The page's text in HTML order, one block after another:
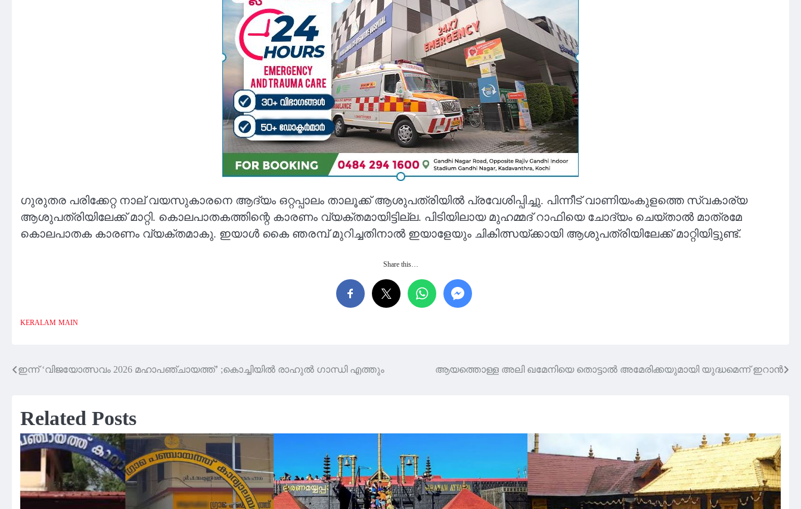
​ഗുരുതര പരിക്കേറ്റ നാല് വയസുകാരനെ ആദ്യം ഒറ്റപ്പാലം താലൂക്ക് ആശുപത്രിയിൽ പ്രവേശിപ്പിച്ചു. പിന്നീട് വാണിയംകുളത്തെ സ്വകാര്യ
ആശുപത്രിയിലേക്ക് മാറ്റി. കൊലപാതകത്തിന്റെ കാരണം വ്യക്തമായിട്ടില്ല. പിടിയിലായ മുഹമ്മദ് റാഫിയെ ചോദ്യം ചെയ്താൽ മാത്രമേ
കൊലപാതക കാരണം വ്യക്തമാകു. ഇയാൾ കൈ ഞരമ്പ് മുറിച്ചതിനാൽ ഇയാളേയും ചികിത്സയ്ക്കായി ആശുപത്രിയിലേക്ക് മാറ്റിയിട്ടുണ്ട്.
Share this…
KERALAM MAIN
Post
ഇന്ന് ‘വിജയോത്സവം 2026 മഹാപഞ്ചായത്ത്’ ;കൊച്ചിയിൽ രാഹുൽ ഗാന്ധി എത്തും ആയത്തൊള്ള അലി ഖമേനിയെ തൊട്ടാൽ അമേരിക്കയുമായി യുദ്ധമെന്ന് ഇറാൻ
Related Posts